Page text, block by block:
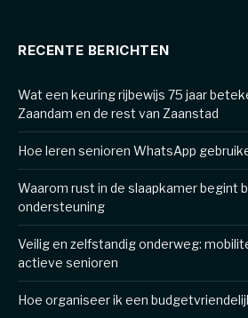
RECENTE BERICHTEN
Wat een keuring rijbewijs 75 jaar
Zaandam en de rest van Zaanstad
Hoe leren senioren WhatsApp
Waarom rust in de slaapkamer begint
ondersteuning
Veilig en zelfstandig onderweg:
actieve senioren
Hoe organiseer ik een